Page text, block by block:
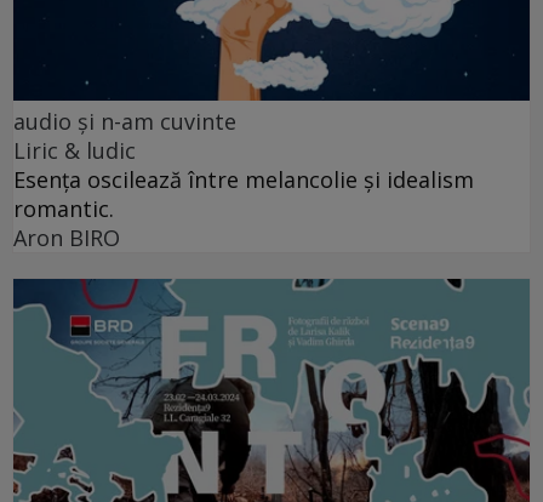
audio şi n-am cuvinte
Liric & ludic
Esența oscilează între melancolie și idealism
romantic.
Aron BIRO